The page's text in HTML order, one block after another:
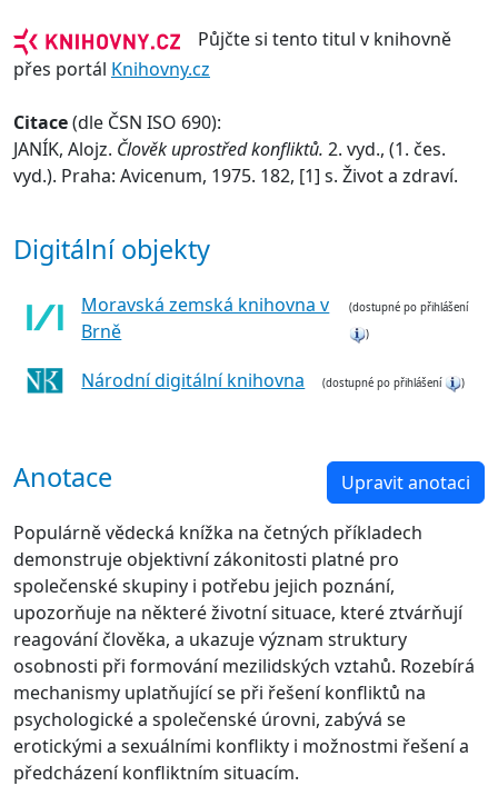
Půjčte si tento titul v knihovně
přes portál Knihovny.cz
Citace(dle ČSN ISO 690):
JANÍK, Alojz. Člověk uprostřed konfliktů. 2. vyd., (1. čes.
vyd.). Praha: Avicenum, 1975. 182, [1] s. Život a zdraví.
Digitální objekty
Moravská zemská knihovna v
Brně
(dostupné po přihlášení
)
Národní digitální knihovna (dostupné po přihlášení )
Anotace Upravit anotaci
Populárně vědecká knížka na četných příkladech
demonstruje objektivní zákonitosti platné pro
společenské skupiny i potřebu jejich poznání,
upozorňuje na některé životní situace, které ztvárňují
reagování člověka, a ukazuje význam struktury
osobnosti při formování mezilidských vztahů. Rozebírá
mechanismy uplatňující se při řešení konfliktů na
psychologické a společenské úrovni, zabývá se
erotickými a sexuálními konflikty i možnostmi řešení a
předcházení konfliktním situacím.